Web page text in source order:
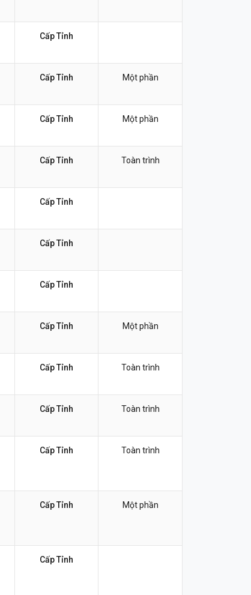
Cấp Tỉnh
Cấp Tỉnh Một phần
Cấp Tỉnh Một phần
Cấp Tỉnh Toàn trình
Cấp Tỉnh
Cấp Tỉnh
Cấp Tỉnh
Cấp Tỉnh Một phần
Cấp Tỉnh Toàn trình
Cấp Tỉnh Toàn trình
Cấp Tỉnh Toàn trình
Cấp Tỉnh Một phần
Cấp Tỉnh